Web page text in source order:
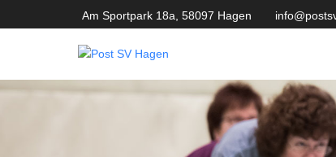
Am Sportpark 18a, 58097 Hagen